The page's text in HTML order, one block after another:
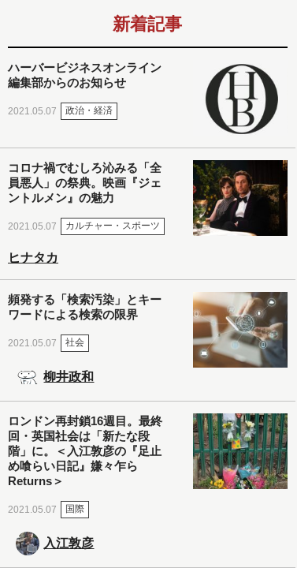
新着記事
ハーバービジネスオンライン
編集部からのお知らせ
2021.05.07 政治・経済
コロナ禍でむしろ沁みる「全
員悪人」の祭典。映画『ジェ
ントルメン』の魅力
2021.05.07 カルチャー・スポーツ
ヒナタカ
頻発する「検索汚染」とキー
ワードによる検索の限界
2021.05.07 社会
柳井政和
ロンドン再封鎖16週目。最終
回・英国社会は「新たな段
階」に。＜入江敦彦の『足止
め喰らい日記』嫌々乍ら
Returns＞
2021.05.07 国際
入江敦彦